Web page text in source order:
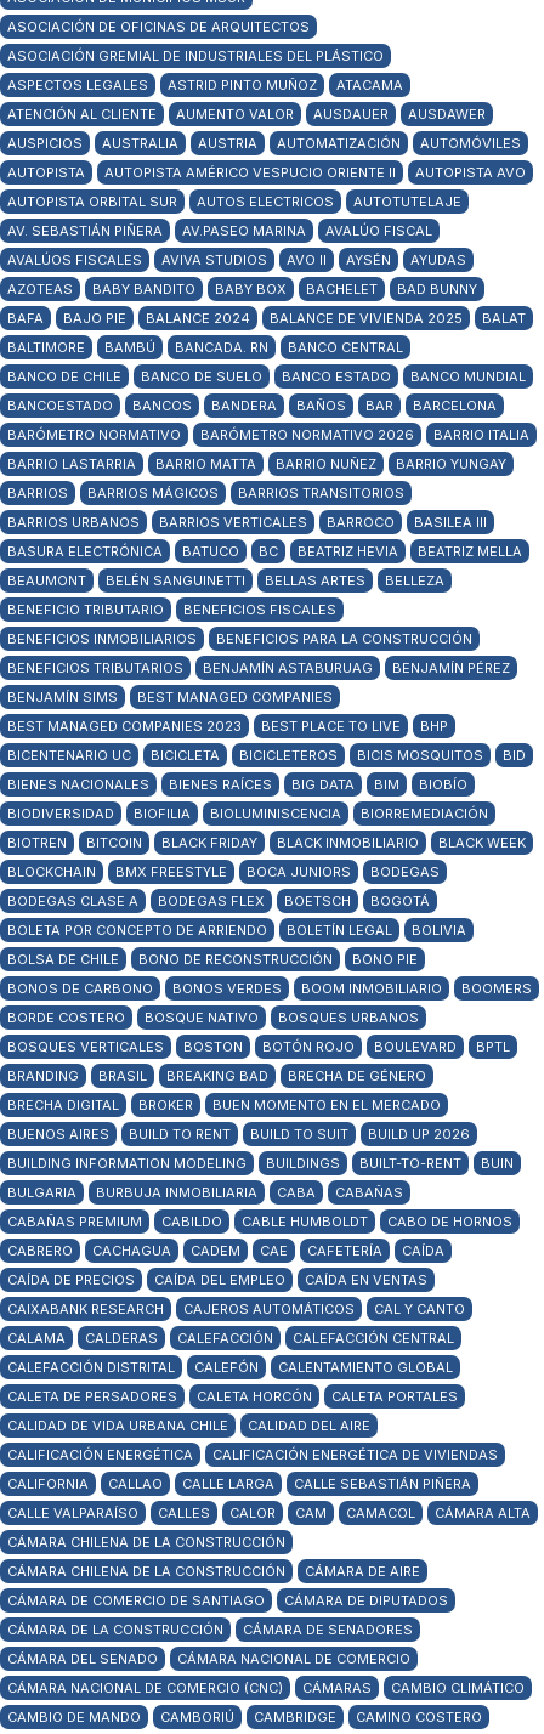
ASOCIACIÓN DE OFICINAS DE ARQUITECTOS
ASOCIACIÓN GREMIAL DE INDUSTRIALES DEL PLÁSTICO
ASPECTOS LEGALES
ASTRID PINTO MUÑOZ
ATACAMA
ATENCIÓN AL CLIENTE
AUMENTO VALOR AUSDAUER
AUSDAWER
AUSPICIOS
AUSTRALIA AUSTRIA AUTOMATIZACIÓN
AUTOMÓVILES
AUTOPISTA
AUTOPISTA AMÉRICO VESPUCIO ORIENTE II
AUTOPISTA AVO
AUTOPISTA ORBITAL SUR
AUTOS ELECTRICOS
AUTOTUTELAJE
AV. SEBASTIÁN PIÑERA
AV.PASEO MARINA
AVALÚO FISCAL
AVALÚOS FISCALES
AVIVA STUDIOS AVO II AYSÉN
AYUDAS
AZOTEAS
BABY BANDITO BABY BOX BACHELET
BAD BUNNY
BAFA
BAJO PIE BALANCE 2024 BALANCE DE VIVIENDA 2025
BALAT
BALTIMORE
BAMBÚ BANCADA. RN
BANCO CENTRAL
BANCO DE CHILE
BANCO DE SUELO BANCO ESTADO
BANCO MUNDIAL
BANCOESTADO
BANCOS BANDERA BAÑOS BAR
BARCELONA
BARÓMETRO NORMATIVO
BARÓMETRO NORMATIVO 2026
BARRIO ITALIA
BARRIO LASTARRIA
BARRIO MATTA BARRIO NUÑEZ
BARRIO YUNGAY
BARRIOS
BARRIOS MÁGICOS
BARRIOS TRANSITORIOS
BARRIOS URBANOS
BARRIOS VERTICALES BARROCO
BASILEA III
BASURA ELECTRÓNICA
BATUCO BC BEATRIZ HEVIA
BEATRIZ MELLA
BEAUMONT
BELÉN SANGUINETTI BELLAS ARTES
BELLEZA
BENEFICIO TRIBUTARIO
BENEFICIOS FISCALES
BENEFICIOS INMOBILIARIOS
BENEFICIOS PARA LA CONSTRUCCIÓN
BENEFICIOS TRIBUTARIOS
BENJAMÍN ASTABURUAG
BENJAMÍN PÉREZ
BENJAMÍN SIMS
BEST MANAGED COMPANIES
BEST MANAGED COMPANIES 2023
BEST PLACE TO LIVE
BHP
BICENTENARIO UC
BICICLETA BICICLETEROS BICIS MOSQUITOS
BID
BIENES NACIONALES
BIENES RAÍCES BIG DATA BIM
BIOBÍO
BIODIVERSIDAD
BIOFILIA BIOLUMINISCENCIA
BIORREMEDIACIÓN
BIOTREN
BITCOIN BLACK FRIDAY BLACK INMOBILIARIO
BLACK WEEK
BLOCKCHAIN
BMX FREESTYLE BOCA JUNIORS
BODEGAS
BODEGAS CLASE A
BODEGAS FLEX BOETSCH
BOGOTÁ
BOLETA POR CONCEPTO DE ARRIENDO
BOLETÍN LEGAL
BOLIVIA
BOLSA DE CHILE
BONO DE RECONSTRUCCIÓN
BONO PIE
BONOS DE CARBONO
BONOS VERDES BOOM INMOBILIARIO
BOOMERS
BORDE COSTERO
BOSQUE NATIVO
BOSQUES URBANOS
BOSQUES VERTICALES
BOSTON BOTÓN ROJO BOULEVARD
BPTL
BRANDING
BRASIL BREAKING BAD
BRECHA DE GÉNERO
BRECHA DIGITAL
BROKER
BUEN MOMENTO EN EL MERCADO
BUENOS AIRES
BUILD TO RENT BUILD TO SUIT
BUILD UP 2026
BUILDING INFORMATION MODELING
BUILDINGS BUILT-TO-RENT
BUIN
BULGARIA
BURBUJA INMOBILIARIA CABA
CABAÑAS
CABAÑAS PREMIUM
CABILDO CABLE HUMBOLDT
CABO DE HORNOS
CABRERO
CACHAGUA CADEM CAE CAFETERÍA
CAÍDA
CAÍDA DE PRECIOS
CAÍDA DEL EMPLEO
CAÍDA EN VENTAS
CAIXABANK RESEARCH
CAJEROS AUTOMÁTICOS
CAL Y CANTO
CALAMA
CALDERAS CALEFACCIÓN
CALEFACCIÓN CENTRAL
CALEFACCIÓN DISTRITAL
CALEFÓN
CALENTAMIENTO GLOBAL
CALETA DE PERSADORES
CALETA HORCÓN
CALETA PORTALES
CALIDAD DE VIDA URBANA CHILE
CALIDAD DEL AIRE
CALIFICACIÓN ENERGÉTICA
CALIFICACIÓN ENERGÉTICA DE VIVIENDAS
CALIFORNIA
CALLAO CALLE LARGA
CALLE SEBASTIÁN PIÑERA
CALLE VALPARAÍSO
CALLES CALOR CAM CAMACOL
CÁMARA ALTA
CÁMARA CHILENA DE LA CONSTRUCCIÓN
CÁMARA CHILENA DE LA CONSTRUCCIÓN
CÁMARA DE AIRE
CÁMARA DE COMERCIO DE SANTIAGO
CÁMARA DE DIPUTADOS
CÁMARA DE LA CONSTRUCCIÓN
CÁMARA DE SENADORES
CÁMARA DEL SENADO
CÁMARA NACIONAL DE COMERCIO
CÁMARA NACIONAL DE COMERCIO (CNC)
CÁMARAS
CAMBIO CLIMÁTICO
CAMBIO DE MANDO
CAMBORIÚ CAMBRIDGE
CAMINO COSTERO